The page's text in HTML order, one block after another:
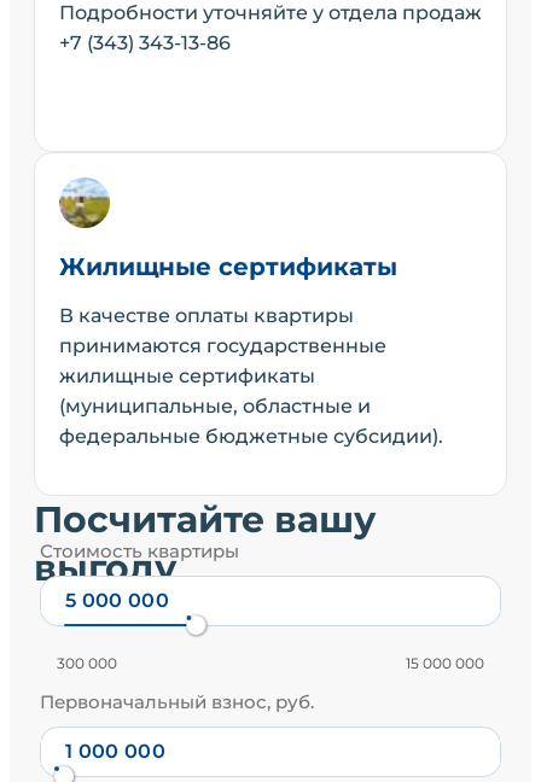
Подробности уточняйте у отдела продаж
+7 (343) 343-13-86
Жилищные сертификаты
В качестве оплаты квартиры
принимаются государственные
жилищные сертификаты
(муниципальные, областные и
федеральные бюджетные субсидии).
Посчитайте вашу
выгоду
Стоимость квартиры
300 000 15 000 000
Первоначальный взнос, руб.